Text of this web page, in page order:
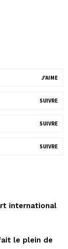
J'AIME
SUIVRE
SUIVRE
SUIVRE
international
le plein de